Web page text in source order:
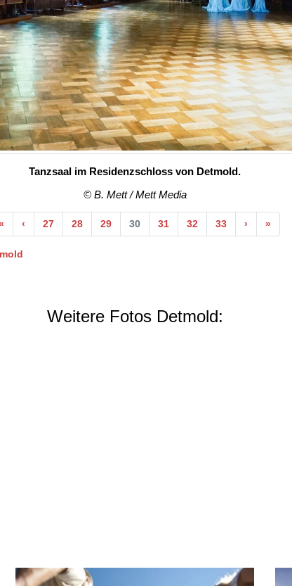
Tanzsaal im Residenzschloss von Detmold.
© B. Mett / Mett Media
Anfang
‹ Vorherige
27 28 29 30 31 32 33 › Nächste
»
Weitere Fotos Detmold: